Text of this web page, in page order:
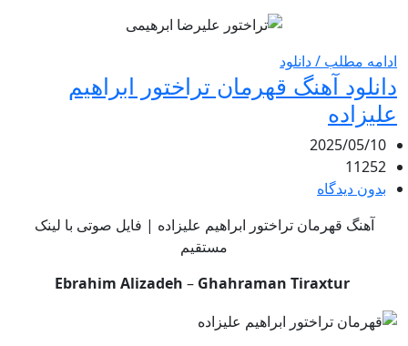
ادامه مطلب / دانلود
دانلود آهنگ قهرمان تراختور ابراهیم
علیزاده
2025/05/10
11252
بدون دیدگاه
آهنگ قهرمان تراختور ابراهیم علیزاده | فایل صوتی با لینک
مستقیم
Ebrahim Alizadeh – Ghahraman Tiraxtur